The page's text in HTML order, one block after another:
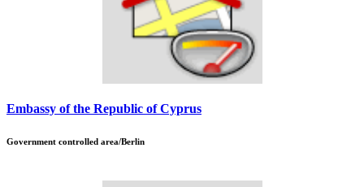
Embassy of the Republic of Cyprus
Government controlled area/Berlin